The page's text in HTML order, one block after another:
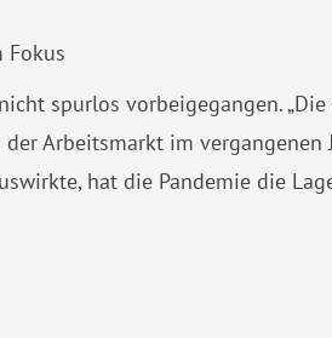
Fokus
spurlos vorbeigegangen.
Arbeitsmarkt im
hat die Pandemie die